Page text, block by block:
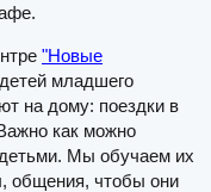
"Новые
младшего
на дому: поездки в
как можно
Мы обучаем их
общения, чтобы они